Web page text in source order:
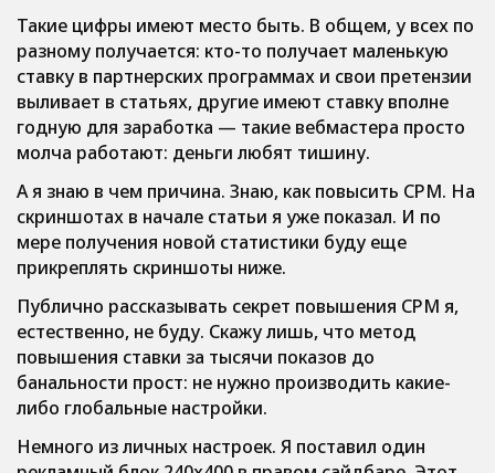
Такие цифры имеют место быть. В общем, у всех по
разному получается: кто-то получает маленькую
ставку в партнерских программах и свои претензии
выливает в статьях, другие имеют ставку вполне
годную для заработка — такие вебмастера просто
молча работают: деньги любят тишину.
А я знаю в чем причина. Знаю, как повысить CPM. На
скриншотах в начале статьи я уже показал. И по
мере получения новой статистики буду еще
прикреплять скриншоты ниже.
Публично рассказывать секрет повышения CPM я,
естественно, не буду. Скажу лишь, что метод
повышения ставки за тысячи показов до
банальности прост: не нужно производить какие-
либо глобальные настройки.
Немного из личных настроек. Я поставил один